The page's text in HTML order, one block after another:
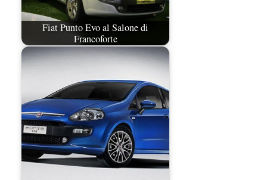
Fiat Punto Evo al Salone di
Francoforte